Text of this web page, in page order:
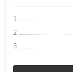
1
2
3